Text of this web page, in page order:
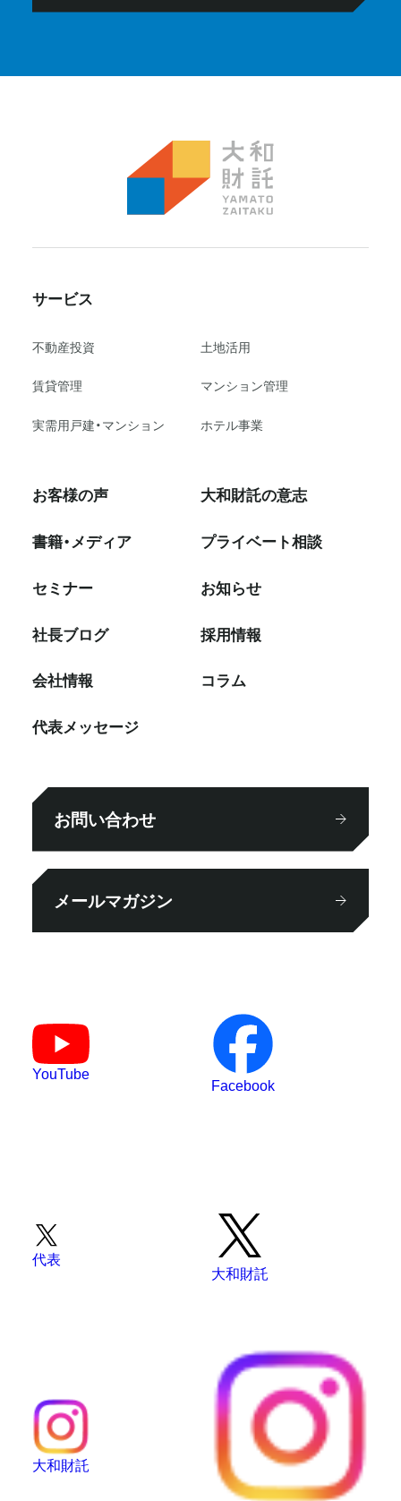
サービス
不動産投資
⼟地活⽤
賃貸管理
マンション管理
実需用戸建・マンション
ホテル事業
お客様の声
書籍・メディア
セミナー
社⻑ブログ
会社情報
代表メッセージ
大和財託の意志
プライベート相談
お知らせ
採⽤情報
コラム
お問い合わせ
メールマガジン
YouTube
Facebook
代表
大和財託
大和財託